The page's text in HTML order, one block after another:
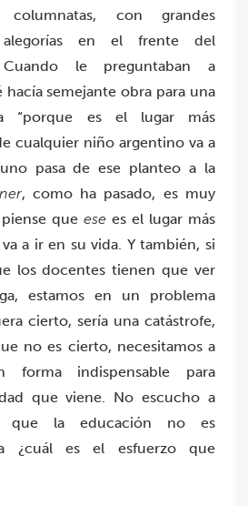
con grandes
alegorías en el frente del
Cuando le preguntaban a
semejante obra para una
“porque es el lugar más
cualquier niño argentino va a
pasa de ese planteo a la
, como ha pasado, es muy
que ese es el lugar más
a ir en su vida. Y también, si
los docentes tienen que ver
estamos en un problema
cierto, sería una catástrofe,
no es cierto, necesitamos a
forma indispensable para
que viene. No escucho a
que la educación no es
¿cuál es el esfuerzo que